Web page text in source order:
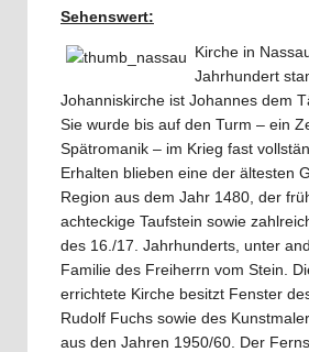
Sehenswert:
Kirche in
Jahrhundert
Johanniskirche ist Johannes dem
Sie wurde bis auf den Turm – ein
Spätromanik – im Krieg fast
Erhalten blieben eine der ältesten
Region aus dem Jahr 1480, der
achteckige Taufstein sowie
des 16./17. Jahrhunderts, unter
Familie des Freiherrn vom Stein.
errichtete Kirche besitzt Fenster
Rudolf Fuchs sowie des
aus den Jahren 1950/60. Der